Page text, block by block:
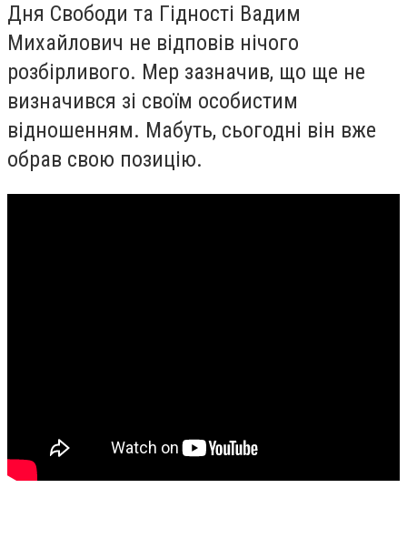
Дня Свободи та Гідності Вадим
Михайлович не відповів нічого
розбірливого. Мер зазначив, що ще не
визначився зі своїм особистим
відношенням. Мабуть, сьогодні він вже
обрав свою позицію.